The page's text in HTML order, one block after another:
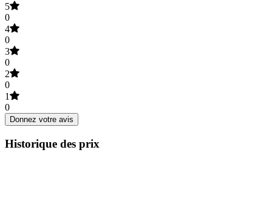
5
0
4
0
3
0
2
0
1
0
Donnez votre avis
Historique des prix